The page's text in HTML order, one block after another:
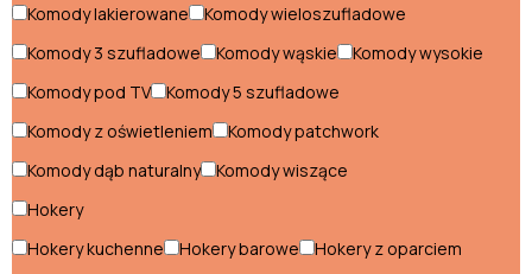
Meble
do biura
Meble
balkon
Pokój
młodzieżowy
Komody lakierowane
Komody wieloszufladowe
Komody 3 szufladowe
Komody wąskie
Komody wysokie
Komody pod TV
Komody 5 szufladowe
Komody z oświetleniem
Komody patchwork
Komody dąb naturalny
Komody wiszące
Hokery
Hokery kuchenne
Hokery barowe
Hokery z oparciem